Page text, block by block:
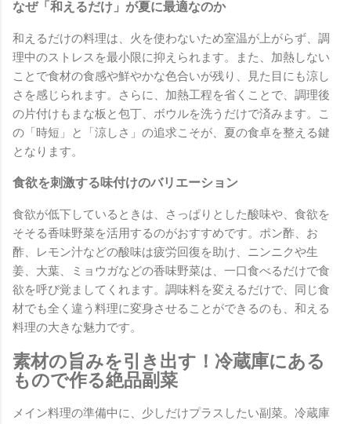
なぜ「和えるだけ」が夏に最適なのか
和えるだけの料理は、火を使わないため室温が上がらず、調
理中のストレスを最小限に抑えられます。また、加熱しない
ことで食材の食感や鮮やかな色合いが残り、見た目にも涼し
さを感じられます。さらに、加熱工程を省くことで、調理後
の片付けもまな板と包丁、ボウルを洗うだけで済みます。こ
の「時短」と「涼しさ」の追求こそが、夏の食卓を整える鍵
となります。
食欲を刺激する味付けのバリエーション
食欲が低下しているときは、さっぱりとした酸味や、食欲を
そそる香味野菜を活用するのがおすすめです。ポン酢、お
酢、レモン汁などの酸味は疲労回復を助け、ニンニクや生
姜、大葉、ミョウガなどの香味野菜は、一口食べるだけで食
欲を呼び覚ましてくれます。調味料を変えるだけで、同じ食
材でも全く違う料理に変身させることができるのも、和える
料理の大きな魅力です。
素材の旨みを引き出す！冷蔵庫にある
もので作る絶品副菜
メイン料理の準備中に、少しだけプラスしたい副菜。冷蔵庫